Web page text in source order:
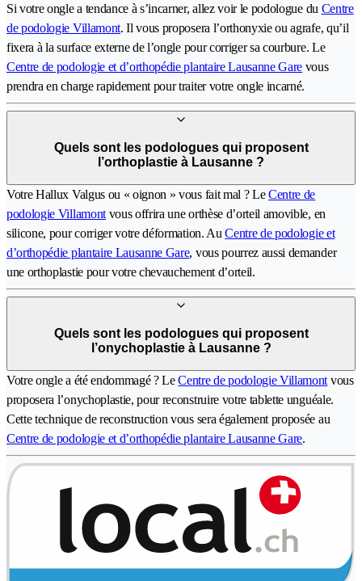
Si votre ongle a tendance à s’incarner, allez voir le podologue du Centre
de podologie Villamont. Il vous proposera l’orthonyxie ou agrafe, qu’il
fixera à la surface externe de l’ongle pour corriger sa courbure. Le
Centre de podologie et d’orthopédie plantaire Lausanne Gare vous
prendra en charge rapidement pour traiter votre ongle incarné.
Quels sont les podologues qui proposent
l’orthoplastie à Lausanne ?
Votre Hallux Valgus ou « oignon » vous fait mal ? LeCentre de
podologie Villamontvous offrira une orthèse d’orteil amovible, en
silicone, pour corriger votre déformation. AuCentre de podologie et
d’orthopédie plantaire Lausanne Gare, vous pourrez aussi demander
une orthoplastie pour votre chevauchement d’orteil.
Quels sont les podologues qui proposent
l’onychoplastie à Lausanne ?
Votre ongle a été endommagé ? LeCentre de podologie Villamont vous
proposera l’onychoplastie, pour reconstruire votre tablette unguéale.
Cette technique de reconstruction vous sera également proposée au
Centre de podologie et d’orthopédie plantaire Lausanne Gare.